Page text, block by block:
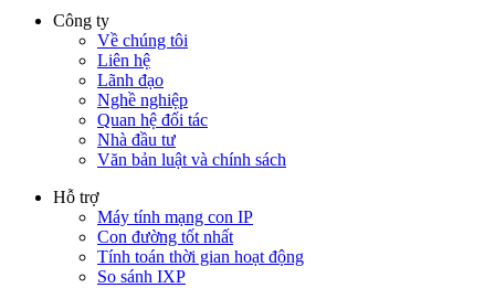
Công ty
Về chúng tôi
Liên hệ
Lãnh đạo
Nghề nghiệp
Quan hệ đối tác
Nhà đầu tư
Văn bản luật và chính sách
Hỗ trợ
Máy tính mạng con IP
Con đường tốt nhất
Tính toán thời gian hoạt động
So sánh IXP